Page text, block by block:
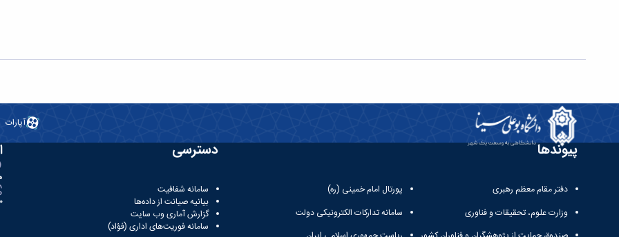
آپارات
پیوندها
دفتر مقام معظم رهبری
وزارت علوم، تحقیقات و فناوری
پورتال امام خمینی (ره)
سامانه تدارکات الکترونیکی دولت
دسترسی
سامانه شفافیت
بیانیه صیانت از داده‌ها
گزارش آماری وب‌ سایت
سامانه فوریت‌های اداری (فؤاد)